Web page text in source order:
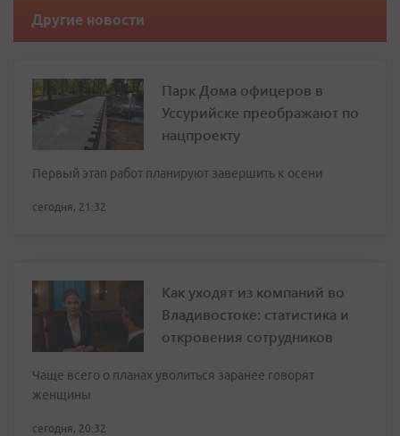
Другие новости
Парк Дома офицеров в
Уссурийске преображают по
нацпроекту
Первый этап работ планируют завершить к осени
сегодня, 21:32
Как уходят из компаний во
Владивостоке: статистика и
откровения сотрудников
Чаще всего о планах уволиться заранее говорят
женщины
сегодня, 20:32